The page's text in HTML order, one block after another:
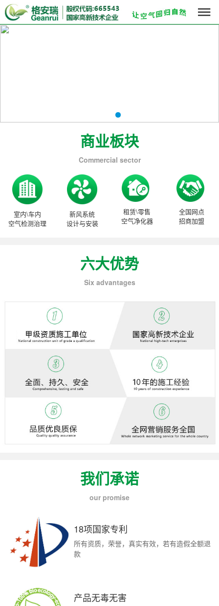

商业板块
Commercial sector
室内\车内
空气检测治理
新风系统
设计与安装
租赁\零售
空气净化器
全国网点
招商加盟
六大优势
Six advantages
我们承诺
our promise
18项国家专利
所有资质，荣誉，真实有效，若有造假全额退
款
产品无毒无害